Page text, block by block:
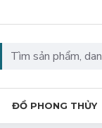
ĐỒ PHONG THỦY